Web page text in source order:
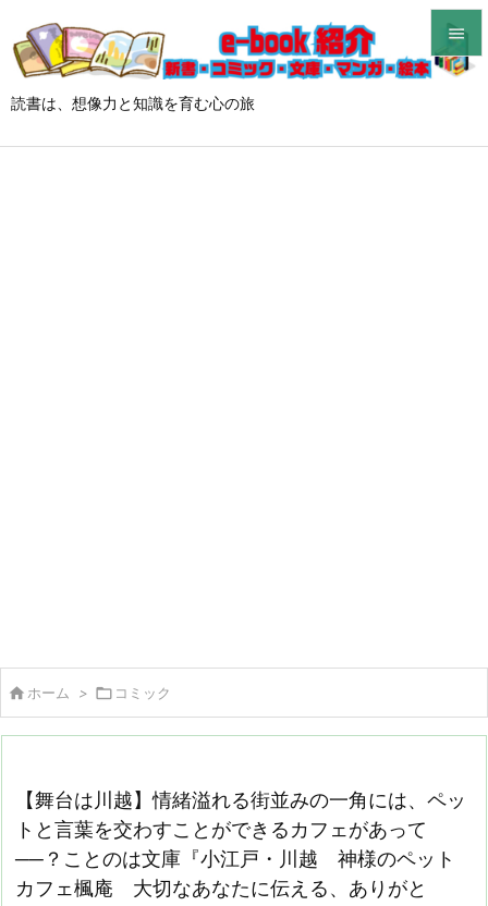
読書は、想像力と知識を育む心の旅


ホーム >  コミック
【舞台は川越】情緒溢れる街並みの一角には、ペッ
トと言葉を交わすことができるカフェがあって
──？ことのは文庫『小江戸・川越 神様のペット
カフェ楓庵 大切なあなたに伝える、ありがと